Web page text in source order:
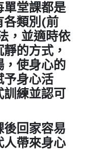
單堂課都是
各類別(前
，並適時依
的方式，
，使身心的
予身心活
訓練並認可
後回家容易
人帶來身心